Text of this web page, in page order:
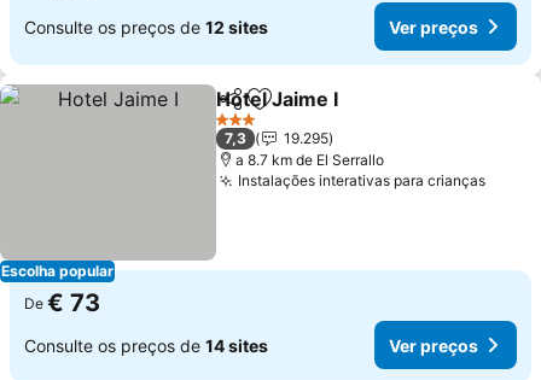
Consulte os preços de 12 sites Ver preços
Escolha popular
PartilharAdicionar aos favoritos
Hotel Jaime I
3 Estrelas
7,3
19.295
a 8.7 km de El Serrallo
Instalações interativas para criançasVer
De € 73
Consulte os preços de 14 sites Ver preços